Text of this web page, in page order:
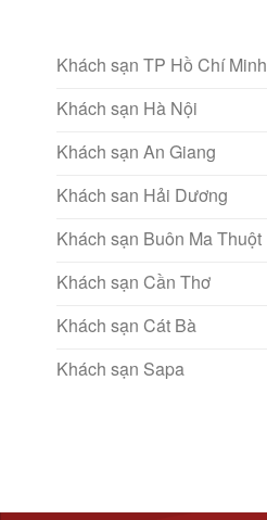
Khách sạn TP Hồ Chí Minh
Khách sạn Hà Nội
Khách sạn An Giang
Khách san Hải Dương
Khách sạn Buôn Ma Thuột
Khách sạn Cần Thơ
Khách sạn Cát Bà
Khách sạn Sapa